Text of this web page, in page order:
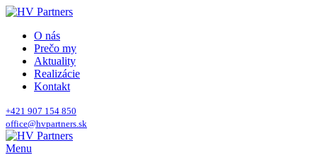
O nás
Prečo my
Aktuality
Realizácie
Kontakt
+421 907 154 850
office@hvpartners.sk
Menu